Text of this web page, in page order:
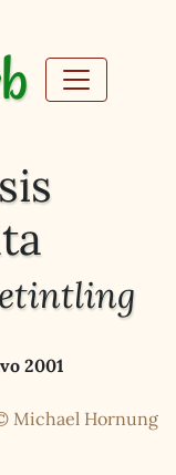
2001
Michael Hornung